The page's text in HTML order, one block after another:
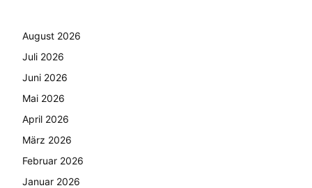
August 2026
Juli 2026
Juni 2026
Mai 2026
April 2026
März 2026
Februar 2026
Januar 2026